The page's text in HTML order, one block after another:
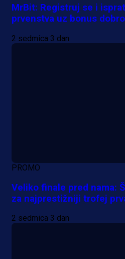
MrBit: Registruj se i
prvenstva uz bonus
2 sedmica 3 dan
PROMO
Veliko finale pred nama:
za najprestižniji trofej
2 sedmica 3 dan